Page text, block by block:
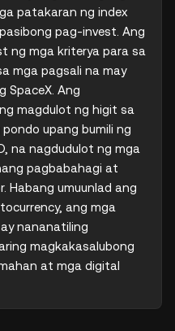
patakaran ng index
pag-invest. Ang
ng mga kriterya para sa
mga pagsali na may
SpaceX. Ang
magdulot ng higit sa
upang bumili ng
na nagdudulot ng mga
pagbabahagi at
Habang umuunlad ang
ang mga
nananatiling
magkakasalubong
at mga digital